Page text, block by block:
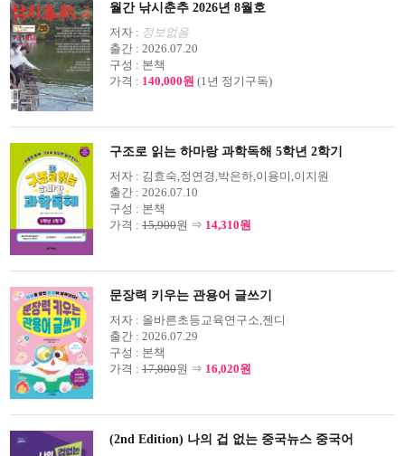
월간 낚시춘추 2026년 8월호
저자 : 정보없음
출간 : 2026.07.20
구성 : 본책
가격 : 140,000원 (1년 정기구독)
구조로 읽는 하마랑 과학독해 5학년 2학기
저자 : 김효숙,정연경,박은하,이용미,이지원
출간 : 2026.07.10
구성 : 본책
가격 : 15,900원 ⇒ 14,310원
문장력 키우는 관용어 글쓰기
저자 : 올바른초등교육연구소,젠디
출간 : 2026.07.29
구성 : 본책
가격 : 17,800원 ⇒ 16,020원
(2nd Edition) 나의 겁 없는 중국뉴스 중국어